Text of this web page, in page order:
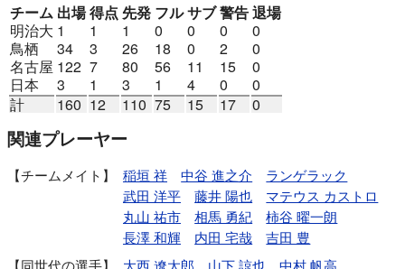
チーム 出場得点 先発 フルサブ警告退場
明治大 1 1 1 0 0 0
0
鳥栖
34 3 26 18 0 2
0
名古屋 122 7 80 56 11 15
0
日本
3 1 3 1 4 0
0
計
160 12 110 75 15 17 0
関連プレーヤー
チームメイト 稲垣 祥 中谷 進之介
ランゲラック
武田 洋平
藤井 陽也
マテウス カストロ
丸山 祐市
相馬 勇紀
柿谷 曜一朗
長澤 和輝
内田 宅哉
吉田 豊
同世代の選手
大西 遼太郎 山下 諒也
中村 帆高